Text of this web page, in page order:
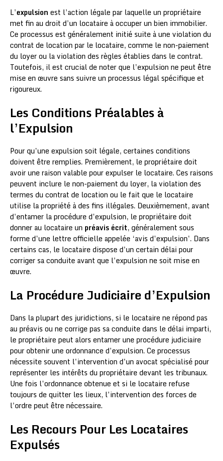
L’expulsion est l’action légale par laquelle un propriétaire
met fin au droit d’un locataire à occuper un bien immobilier.
Ce processus est généralement initié suite à une violation du
contrat de location par le locataire, comme le non-paiement
du loyer ou la violation des règles établies dans le contrat.
Toutefois, il est crucial de noter que l’expulsion ne peut être
mise en œuvre sans suivre un processus légal spécifique et
rigoureux.
Les Conditions Préalables à
l’Expulsion
Pour qu’une expulsion soit légale, certaines conditions
doivent être remplies. Premièrement, le propriétaire doit
avoir une raison valable pour expulser le locataire. Ces raisons
peuvent inclure le non-paiement du loyer, la violation des
termes du contrat de location ou le fait que le locataire
utilise la propriété à des fins illégales. Deuxièmement, avant
d’entamer la procédure d’expulsion, le propriétaire doit
donner au locataire un préavis écrit, généralement sous
forme d’une lettre officielle appelée ‘avis d’expulsion’. Dans
certains cas, le locataire dispose d’un certain délai pour
corriger sa conduite avant que l’expulsion ne soit mise en
œuvre.
La Procédure Judiciaire d’Expulsion
Dans la plupart des juridictions, si le locataire ne répond pas
au préavis ou ne corrige pas sa conduite dans le délai imparti,
le propriétaire peut alors entamer une procédure judiciaire
pour obtenir une ordonnance d’expulsion. Ce processus
nécessite souvent l’intervention d’un avocat spécialisé pour
représenter les intérêts du propriétaire devant les tribunaux.
Une fois l’ordonnance obtenue et si le locataire refuse
toujours de quitter les lieux, l’intervention des forces de
l’ordre peut être nécessaire.
Les Recours Pour Les Locataires
Expulsés